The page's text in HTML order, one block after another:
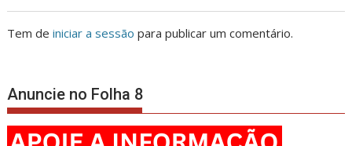
Tem deiniciar a sessão para publicar um comentário.
Anuncie no Folha 8